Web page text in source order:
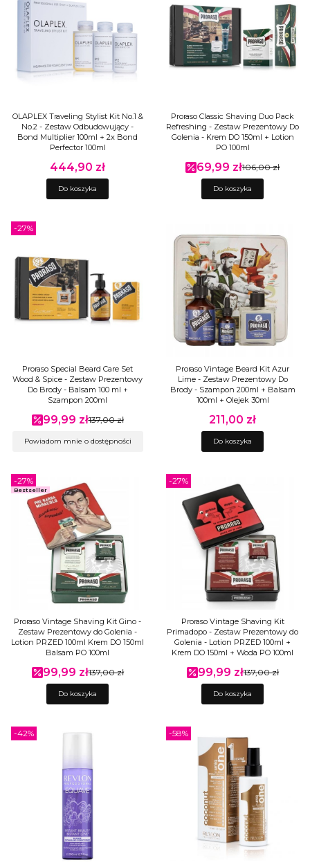
OLAPLEX Traveling Stylist Kit No.1 &
No.2 - Zestaw Odbudowujący -
Bond Multiplier 100ml + 2x Bond
Perfector 100ml
Cena
444,90 zł
Do koszyka
Proraso Classic Shaving Duo Pack
Refreshing - Zestaw Prezentowy Do
Golenia - Krem DO 150ml + Lotion
PO 100ml
Cena promocyjna
69,99 zł106,00 zł
Do koszyka
Proraso Special Beard Care Set
Wood & Spice - Zestaw Prezentowy
Do Brody - Balsam 100 ml +
Szampon 200ml
Cena promocyjna
99,99 zł137,00 zł
-27%
Powiadom mnie o dostępności
Proraso Vintage Beard Kit Azur
Lime - Zestaw Prezentowy Do
Brody - Szampon 200ml + Balsam
100ml + Olejek 30ml
Cena
211,00 zł
Do koszyka
Bestseller
Proraso Vintage Shaving Kit Gino -
Zestaw Prezentowy do Golenia -
Lotion PRZED 100ml Krem DO 150ml
Balsam PO 100ml
Cena promocyjna
99,99 zł137,00 zł
-27%
Do koszyka
Proraso Vintage Shaving Kit
Primadopo - Zestaw Prezentowy do
Golenia - Lotion PRZED 100ml +
Krem DO 150ml + Woda PO 100ml
Cena promocyjna
99,99 zł137,00 zł
-27%
Do koszyka
-42% -58%